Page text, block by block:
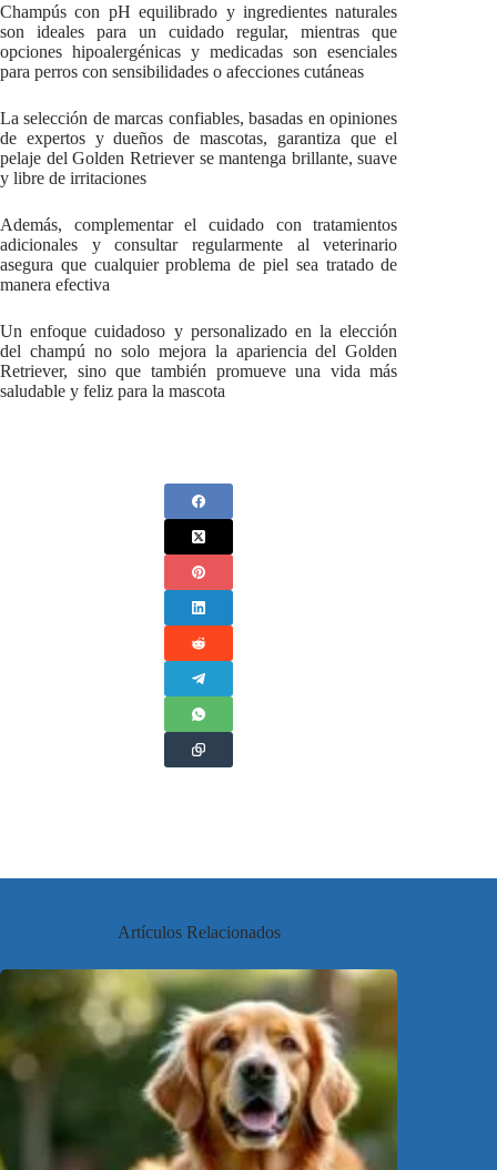
Champús con pH equilibrado y ingredientes naturales
son ideales para un cuidado regular, mientras que
opciones hipoalergénicas y medicadas son esenciales
para perros con sensibilidades o afecciones cutáneas
La selección de marcas confiables, basadas en opiniones
de expertos y dueños de mascotas, garantiza que el
pelaje del Golden Retriever se mantenga brillante, suave
y libre de irritaciones
Además, complementar el cuidado con tratamientos
adicionales y consultar regularmente al veterinario
asegura que cualquier problema de piel sea tratado de
manera efectiva
Un enfoque cuidadoso y personalizado en la elección
del champú no solo mejora la apariencia del Golden
Retriever, sino que también promueve una vida más
saludable y feliz para la mascota
Artículos Relacionados